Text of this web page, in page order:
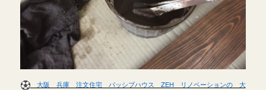
大阪 兵庫 注文住宅 パッシブハウス ZEH リノベーションの 大